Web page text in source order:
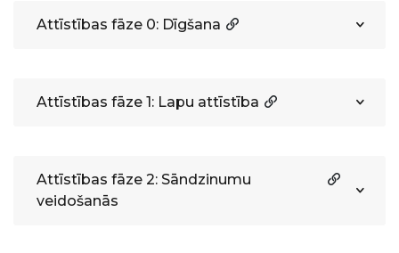
Attīstības fāze 0: Dīgšana
Attīstības fāze 1: Lapu attīstība
Attīstības fāze 2: Sāndzinumu
veidošanās